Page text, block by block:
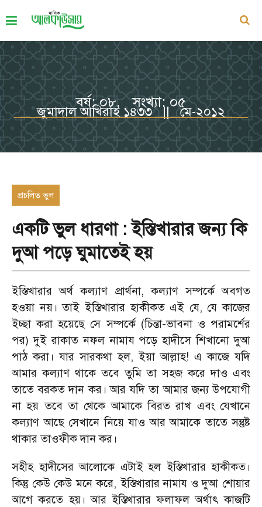
বর্ষ: ০৮, সংখ্যা: ০৫
জুমাদাল আখিরাহ ১৪৩৩ || মে-২০১২
প্রচলিত ভুল
একটি ভুল ধারণা : ইস্তিখারার জন্য কি
দুআ পড়ে ঘুমাতেই হয়
ইস্তিখারার অর্থ কল্যাণ প্রার্থনা, কল্যাণ সম্পর্কে অবগত
হওয়া নয়। তাই ইস্তিখারার হাকীকত এই যে, যে কাজের
ইচ্ছা করা হয়েছে সে সম্পর্কে (চিন্তা-ভাবনা ও পরামর্শের
পর) দুই রাকাত নফল নামায পড়ে হাদীসে শিখানো দুআ
পাঠ করা। যার সারকথা হল, ইয়া আল্লাহ! এ কাজে যদি
আমার কল্যাণ থাকে তবে তুমি তা সহজ করে দাও এবং
তাতে বরকত দান কর। আর যদি তা আমার জন্য উপযোগী
না হয় তবে তা থেকে আমাকে বিরত রাখ এবং যেখানে
কল্যাণ আছে সেখানে নিয়ে যাও আর আমাকে তাতে সন্তুষ্ট
থাকার তাওফীক দান কর।
সহীহ হাদীসের আলোকে এটাই হল ইস্তিখারার হাকীকত।
কিন্তু কেউ কেউ মনে করে, ইস্তিখারার নামায ও দুআ শোয়ার
আগে করতে হয়। আর ইস্তিখারার ফলাফল অর্থাৎ কাজটি